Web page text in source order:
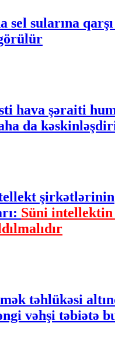
sel sularına
hava şəraiti
da
şirkətlərinin
Süni
təhlükəsi
vəhşi təbiətə